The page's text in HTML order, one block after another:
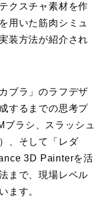
クスチャ素材を作
用いた筋肉シミュ
装方法が紹介され
ブラ」のラフデザ
するまでの思考プ
ラシ、スラッシュ
、そして「レダ
3D Painterを活
まで、現場レベル
ます。